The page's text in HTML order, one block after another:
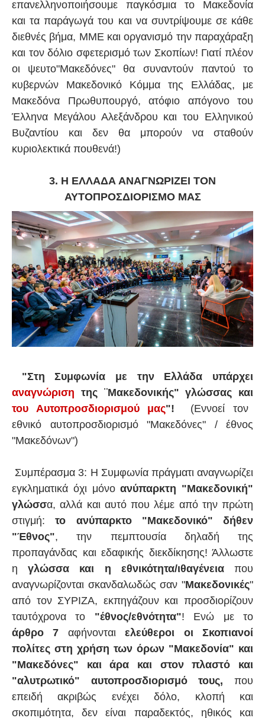
επανελληνοποιήσουμε παγκόσμια το Μακεδονία
και τα παράγωγά του και να συντρίψουμε σε κάθε
διεθνές βήμα, ΜΜΕ και οργανισμό την παραχάραξη
και τον δόλιο σφετερισμό των Σκοπίων! Γιατί πλέον
οι ψευτο"Μακεδόνες" θα συναντούν παντού το
κυβερνών Μακεδονικό Κόμμα της Ελλάδας, με
Μακεδόνα Πρωθυπουργό, ατόφιο απόγονο του
Έλληνα Μεγάλου Αλεξάνδρου και του Ελληνικού
Βυζαντίου και δεν θα μπορούν να σταθούν
κυριολεκτικά πουθενά!)
3. Η ΕΛΛΑΔΑ ΑΝΑΓΝΩΡΙΖΕΙ ΤΟΝ
ΑΥΤΟΠΡΟΣΔΙΟΡΙΣΜΟ ΜΑΣ
"Στη Συμφωνία με την Ελλάδα υπάρχει
αναγνώριση της ¨Μακεδονικής" γλώσσας και
του Αυτοπροσδιορισμού μας"!
(Εννοεί τον
εθνικό αυτοπροσδιορισμό "Μακεδόνες" / έθνος
"Μακεδόνων")
Συμπέρασμα 3: Η Συμφωνία πράγματι αναγνωρίζει
εγκληματικά όχι μόνοανύπαρκτη "Μακεδονική"
γλώσσα, αλλά και αυτό που λέμε από την πρώτη
στιγμή:το ανύπαρκτο "Μακεδονικό" δήθεν
"Έθνος", την πεμπτουσία δηλαδή της
προπαγάνδας και εδαφικής διεκδίκησης! Άλλωστε
ηγλώσσα και η εθνικότητα/ιθαγένειαπου
αναγνωρίζονται σκανδαλωδώς σαν "Μακεδονικές"
από τον ΣΥΡΙΖΑ, εκπηγάζουν και προσδιορίζουν
ταυτόχρονα το "έθνος/εθνότητα"! Ενώ με το
άρθρο 7 αφήνονταιελεύθεροι οι Σκοπιανοί
πολίτες στη χρήση των όρων "Μακεδονία" και
"Μακεδόνες" και άρα και στον πλαστό και
"αλυτρωτικό" αυτοπροσδιορισμό τους, που
επειδή ακριβώς ενέχει δόλο, κλοπή και
σκοπιμότητα, δεν είναι παραδεκτός, ηθικός και